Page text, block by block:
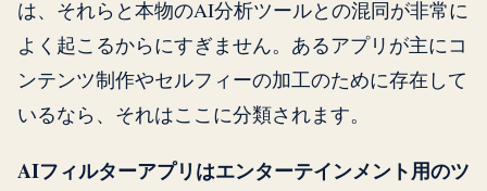
は、それらと本物のAI分析ツールとの混同が非常に
よく起こるからにすぎません。あるアプリが主にコ
ンテンツ制作やセルフィーの加工のために存在して
いるなら、それはここに分類されます。
AIフィルターアプリはエンターテインメント用のツ